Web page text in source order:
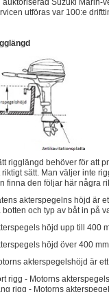
auktoriserad Suzuki Marin-
utföras var 100:e
rigglängd behöver för att
riktigt sätt. Man väljer inte
finna den följar här några
akterspegelns höjd är
botten och typ av båt in på
höjd upp till 400
höjd över 400
akterspegelshöjd är
rigg - Motorns
rigg - Motorns